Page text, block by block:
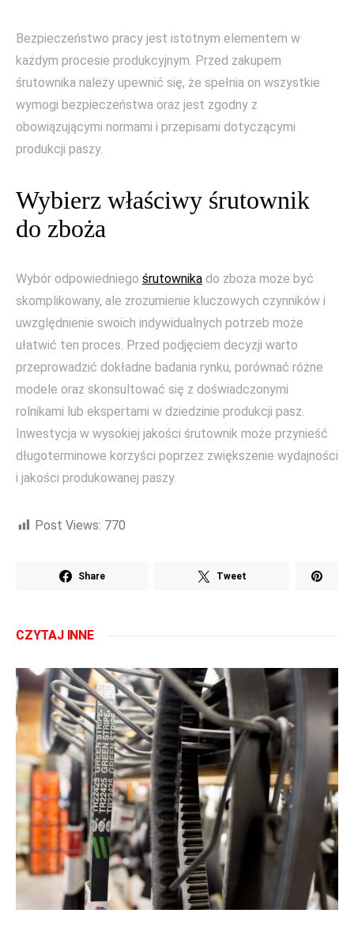
Bezpieczeństwo pracy jest istotnym elementem w
każdym procesie produkcyjnym. Przed zakupem
śrutownika należy upewnić się, że spełnia on wszystkie
wymogi bezpieczeństwa oraz jest zgodny z
obowiązującymi normami i przepisami dotyczącymi
produkcji paszy.
Wybierz właściwy śrutownik
do zboża
Wybór odpowiedniego śrutownika do zboża może być
skomplikowany, ale zrozumienie kluczowych czynników i
uwzględnienie swoich indywidualnych potrzeb może
ułatwić ten proces. Przed podjęciem decyzji warto
przeprowadzić dokładne badania rynku, porównać różne
modele oraz skonsultować się z doświadczonymi
rolnikami lub ekspertami w dziedzinie produkcji pasz.
Inwestycja w wysokiej jakości śrutownik może przynieść
długoterminowe korzyści poprzez zwiększenie wydajności
i jakości produkowanej paszy.
Post Views: 770
Share Tweet
CZYTAJ INNE